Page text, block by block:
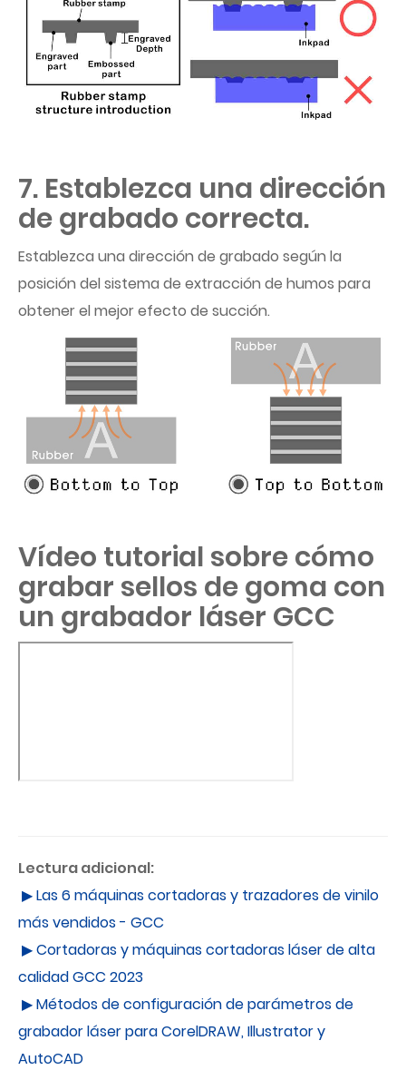
7. Establezca una dirección
de grabado correcta.
Establezca una dirección de grabado según la
posición del sistema de extracción de humos para
obtener el mejor efecto de succión.
Vídeo tutorial sobre cómo
grabar sellos de goma con
un grabador láser GCC
Lectura adicional:
▶ Las 6 máquinas cortadoras y trazadores de vinilo
más vendidos - GCC
▶ Cortadoras y máquinas cortadoras láser de alta
calidad GCC 2023
▶ Métodos de configuración de parámetros de
grabador láser para CorelDRAW, Illustrator y
AutoCAD